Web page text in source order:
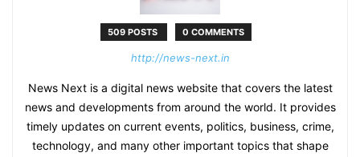
509 POSTS 0 COMMENTS
http://news-next.in
News Next is a digital news website that covers the latest
news and developments from around the world. It provides
timely updates on current events, politics, business, crime,
technology, and many other important topics that shape